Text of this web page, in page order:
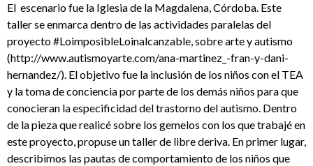
El escenario fue la Iglesia de la Magdalena, Córdoba. Este
taller se enmarca dentro de las actividades paralelas del
proyecto #LoimposibleLoinalcanzable, sobre arte y autismo
(http://www.autismoyarte.com/ana-martinez_-fran-y-dani-
hernandez/). El objetivo fue la inclusión de los niños con el TEA
y la toma de conciencia por parte de los demás niños para que
conocieran la especificidad del trastorno del autismo. Dentro
de la pieza que realicé sobre los gemelos con los que trabajé en
este proyecto, propuse un taller de libre deriva. En primer lugar,
describimos las pautas de comportamiento de los niños que